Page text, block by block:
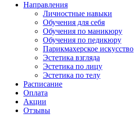
Направления
Личностные навыки
Обучения для себя
Обучения по маникюру
Обучения по педикюру
Парикмахерское искусство
Эстетика взгляда
Эстетика по лицу
Эстетика по телу
Расписание
Оплата
Акции
Отзывы